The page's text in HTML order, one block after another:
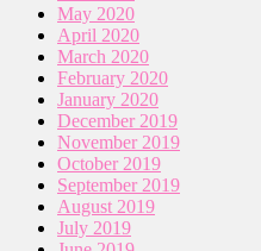
May 2020
April 2020
March 2020
February 2020
January 2020
December 2019
November 2019
October 2019
September 2019
August 2019
July 2019